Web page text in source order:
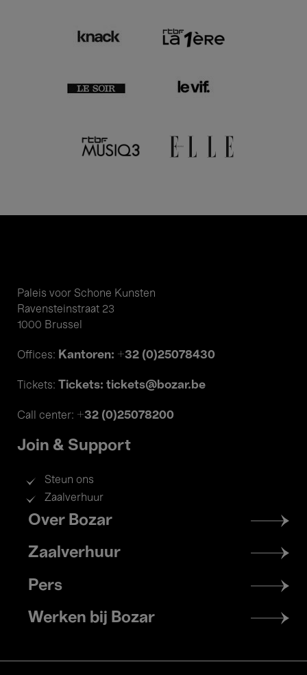
Paleis voor Schone Kunsten
Ravensteinstraat 23
1000 Brussel
Offices: Kantoren: +32 (0)25078430
Tickets: Tickets: tickets@bozar.be
Call center: +32 (0)25078200
Join & Support
Steun ons
Zaalverhuur
Footer
menu
Over Bozar
Zaalverhuur
Pers
Werken bij Bozar